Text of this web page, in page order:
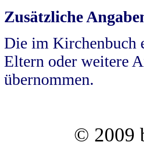
Zusätzliche
Die im Kirchenbuch
Eltern oder weitere
übernommen.
© 2009